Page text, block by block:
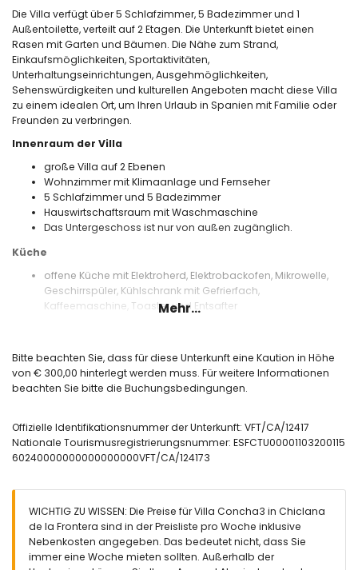
Die Villa verfügt über 5 Schlafzimmer, 5 Badezimmer und 1
Außentoilette, verteilt auf 2 Etagen. Die Unterkunft bietet einen
Rasen mit Garten und Bäumen. Die Nähe zum Strand,
Einkaufsmöglichkeiten, Sportaktivitäten,
Unterhaltungseinrichtungen, Ausgehmöglichkeiten,
Sehenswürdigkeiten und kulturellen Angeboten macht diese Villa
zu einem idealen Ort, um Ihren Urlaub in Spanien mit Familie oder
Freunden zu verbringen.
Innenraum der Villa
große Villa auf 2 Ebenen
Wohnzimmer mit Klimaanlage und Fernseher
5 Schlafzimmer und 5 Badezimmer
Hauswirtschaftsraum mit Waschmaschine
Das Untergeschoss ist nur von außen zugänglich.
Küche
offene Küche mit Elektroherd, Elektrobackofen, Mikrowelle,
Geschirrspüler, Kühlschrank mit Gefrierfach,
Kaffeemaschine, Toaster und Entsafter
Schlafzimmer mit Klimaanlage, Doppelbett, Ausziehbett (190
x 90 cm) und eigenem Bad
Schlafzimmer mit Klimaanlage, 4 Etagenbetten (190 x 90
Bad
Schlafzimmer mit Klimaanlage, Doppelbett (190 x 135 cm),
Fernseher, Schreibtisch, eigenem Bad und privater Terrasse
Bad
5 eigene Bäder, jeweils mit Einzelwaschbecken, Dusche und
WC
Außenbereich der Villa
Mehr...
Bitte beachten Sie, dass für diese Unterkunft eine Kaution in Höhe
von € 300,00 hinterlegt werden muss. Für weitere Informationen
beachten Sie bitte die Buchungsbedingungen.
Offizielle Identifikationsnummer der Unterkunft: VFT/CA/12417
Nationale Tourismusregistrierungsnummer: ESFCTU00001103200115
60240000000000000000VFT/CA/124173
WICHTIG ZU WISSEN: Die Preise für Villa Concha3 in Chiclana
de la Frontera sind in der Preisliste pro Woche inklusive
Nebenkosten angegeben. Das bedeutet nicht, dass Sie
immer eine Woche mieten sollten. Außerhalb der